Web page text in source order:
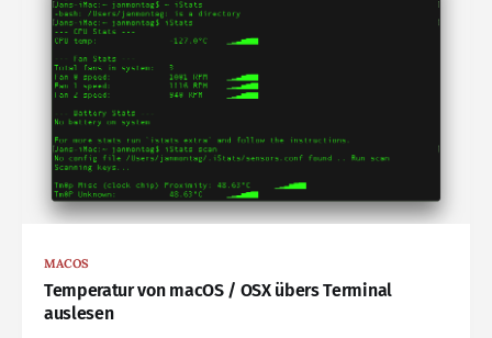
MACOS
Temperatur von macOS / OSX übers Terminal
auslesen